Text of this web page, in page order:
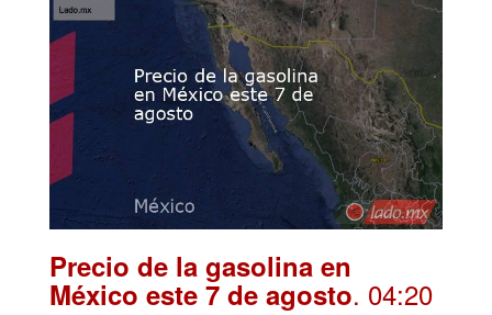
Precio de la gasolina en
México este 7 de agosto. 04:20